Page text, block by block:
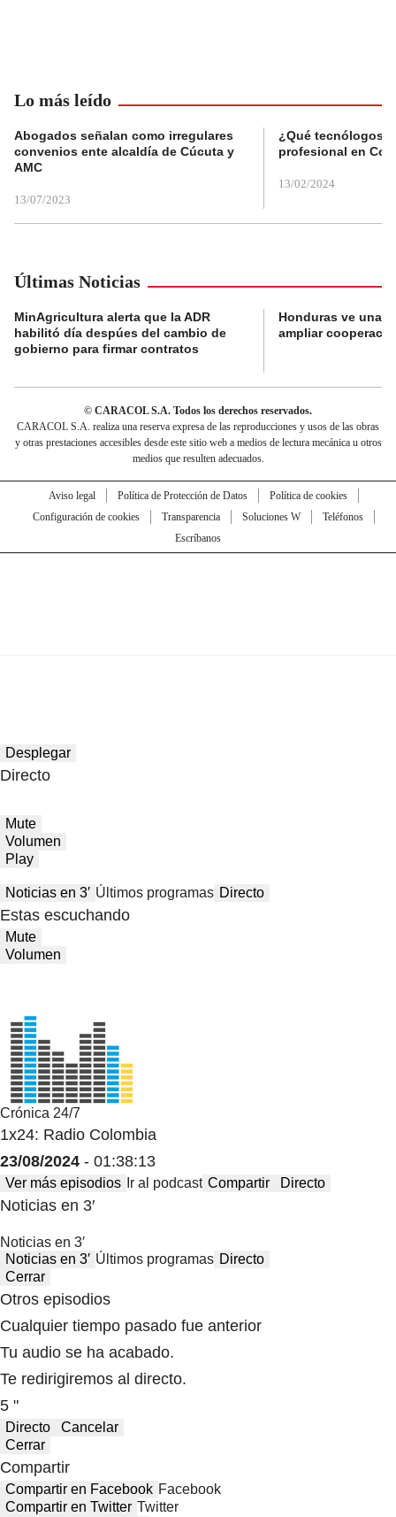
Lo más leído
Abogados señalan como irregulares
convenios ente alcaldía de Cúcuta y
AMC
13/07/2023
¿Qué tecnólogos
profesional en
13/02/2024
Últimas Noticias
MinAgricultura alerta que la ADR
habilitó día despúes del cambio de
gobierno para firmar contratos
Honduras ve una
ampliar
© CARACOL S.A. Todos los derechos reservados.
CARACOL S.A. realiza una reserva expresa de las reproducciones y usos de las obras
y otras prestaciones accesibles desde este sitio web a medios de lectura mecánica u otros
medios que resulten adecuados.
Aviso legal Política de Protección de Datos
Política de cookies
Configuración de cookies
Transparencia Soluciones W
Teléfonos
Escríbanos
Desplegar
Directo
Mute
Volumen
Play
Noticias en 3′ Últimos programas Directo
Estas escuchando
Mute
Volumen
Crónica 24/7
1x24: Radio Colombia
23/08/2024 - 01:38:13
Ver más episodios Ir al podcast Compartir Directo
Noticias en 3′
Noticias en 3′
Noticias en 3′ Últimos programas Directo
Cerrar
Otros episodios
Cualquier tiempo pasado fue anterior
Tu audio se ha acabado.
Te redirigiremos al directo.
5 "
Directo
Cancelar
Cerrar
Compartir
Compartir en Facebook Facebook
Compartir en Twitter Twitter